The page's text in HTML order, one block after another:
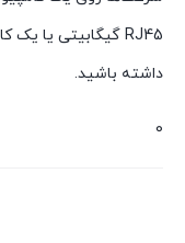
داشته باشید.
0